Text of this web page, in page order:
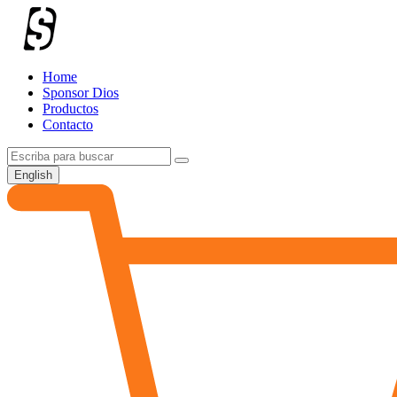
Home
Sponsor Dios
Productos
Contacto
English